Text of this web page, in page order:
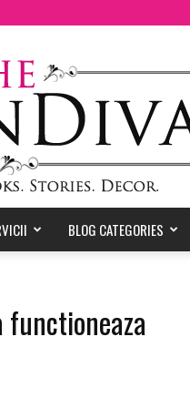
BLOG CATEGORIES
functioneaza